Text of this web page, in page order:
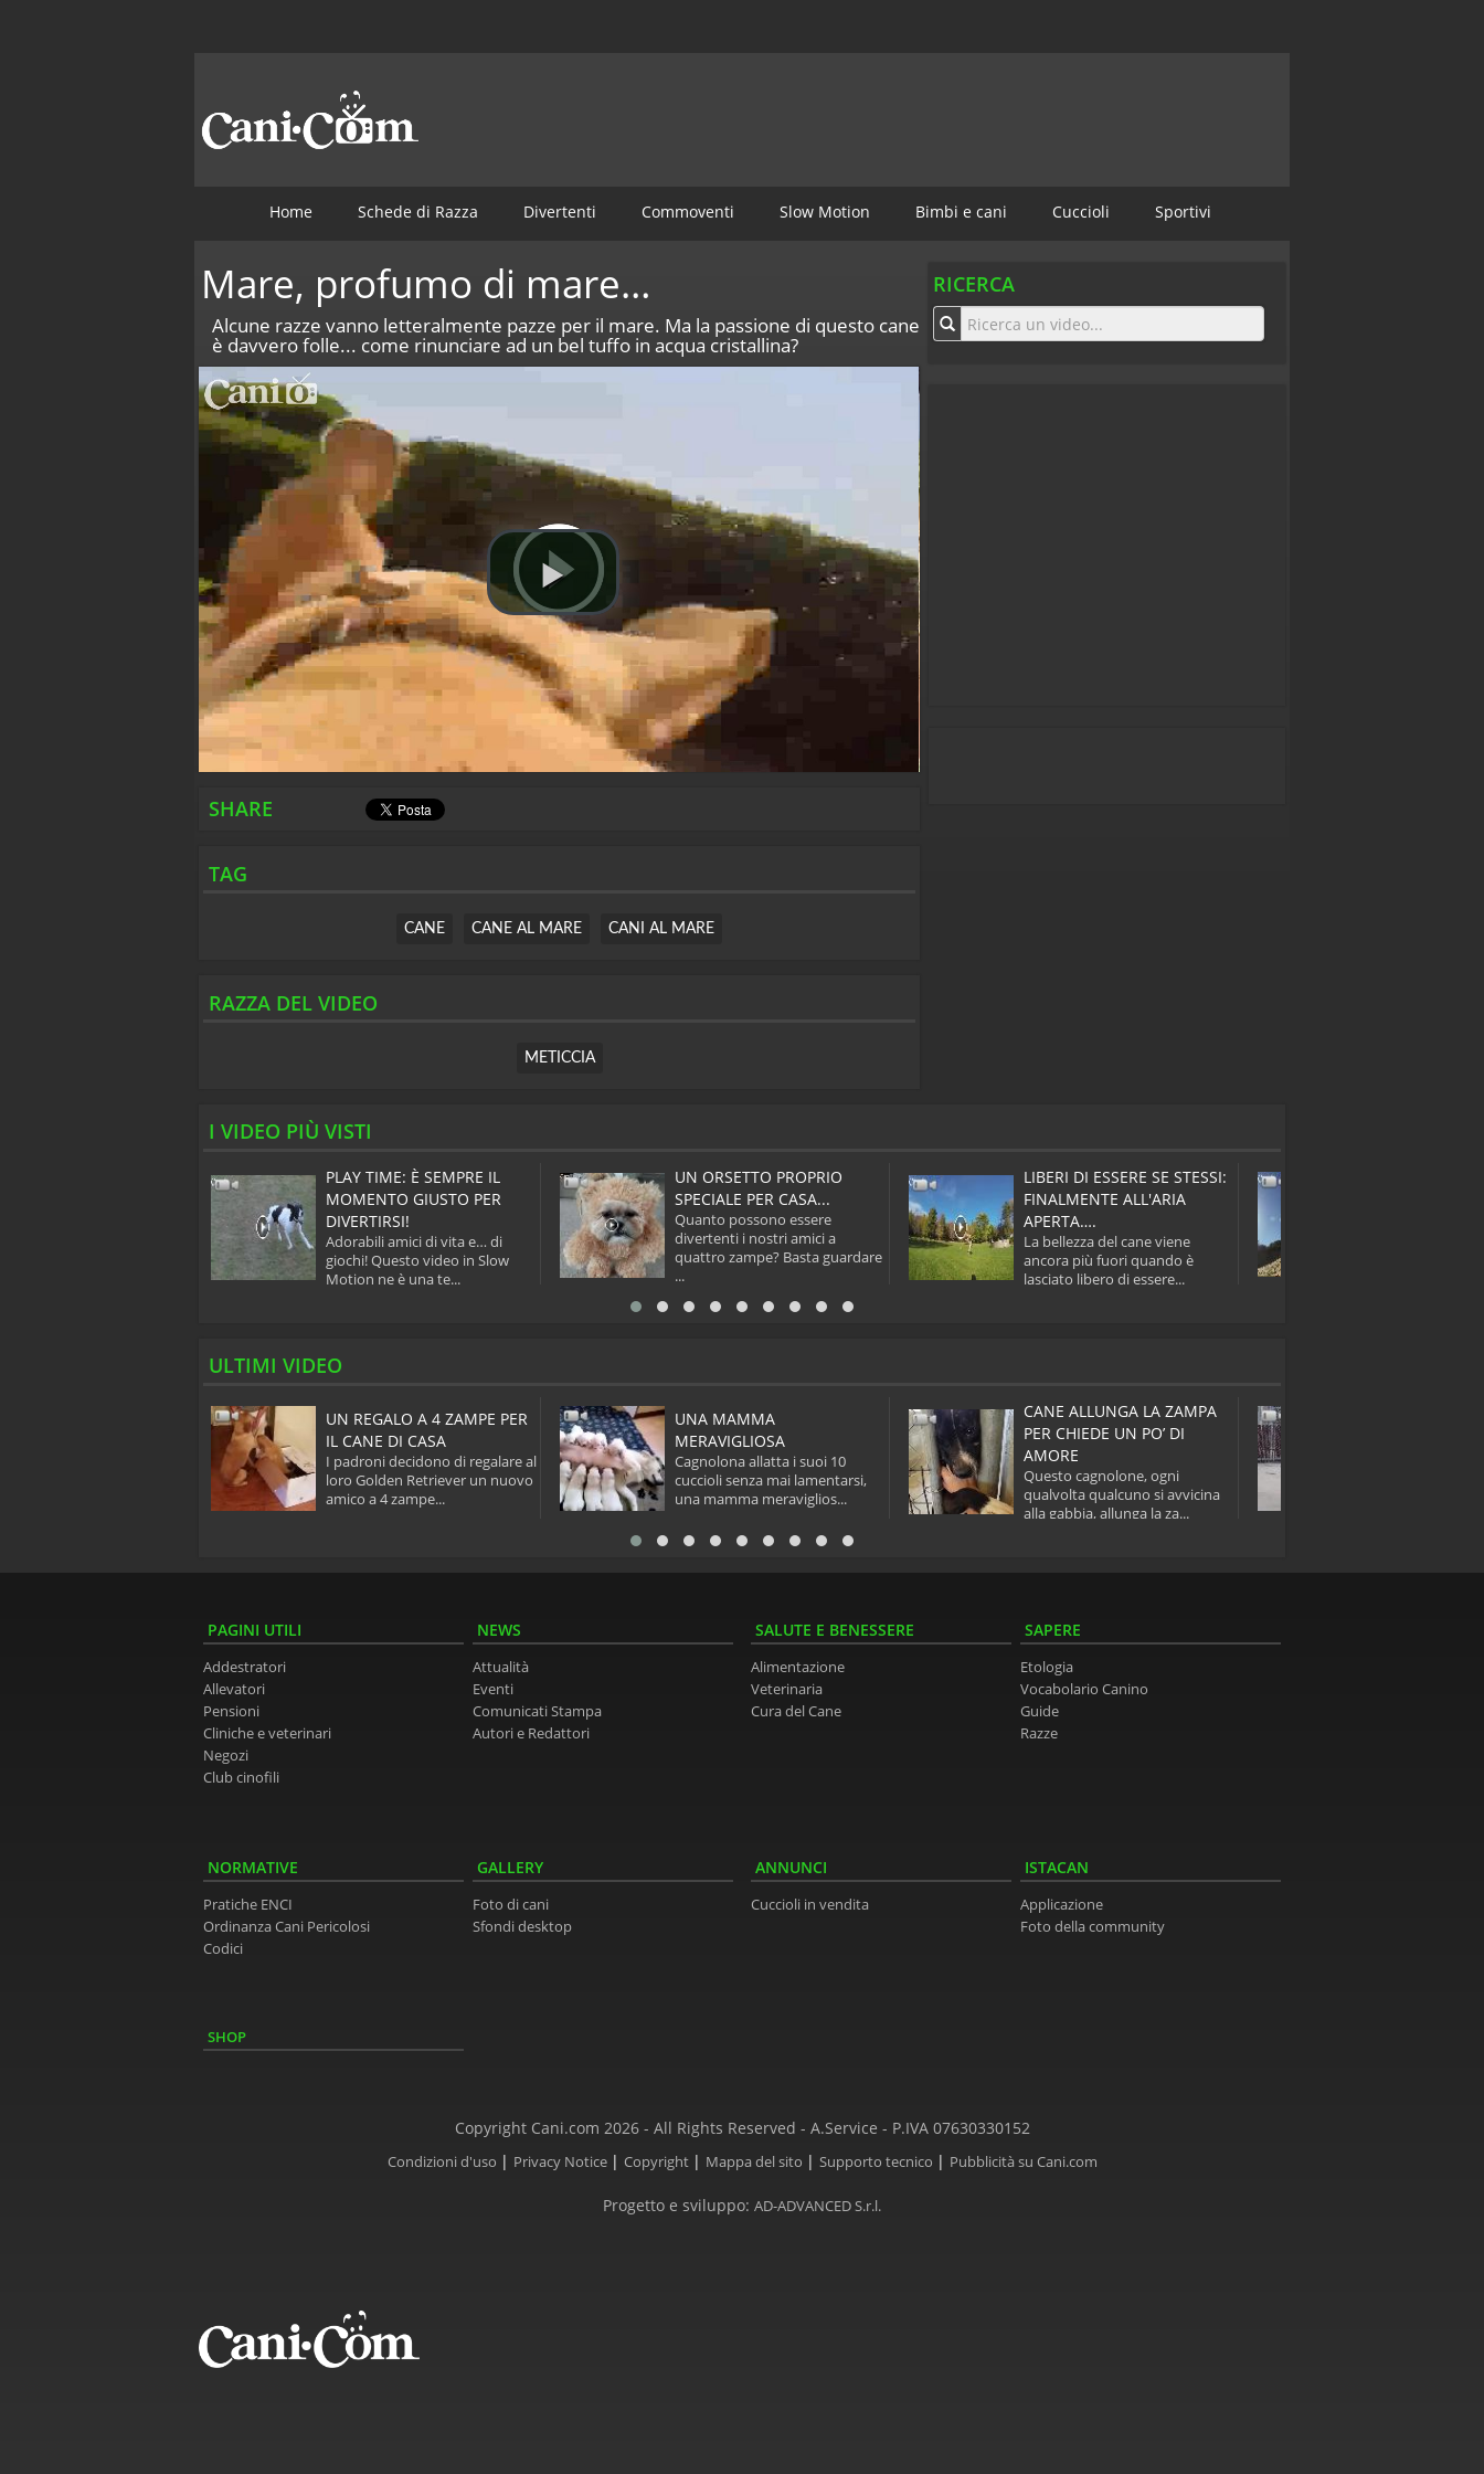
Home Schede di Razza Divertenti Commoventi Slow Motion Bimbi e cani Cuccioli Sportivi
Mare, profumo di mare…
Alcune razze vanno letteralmente pazze per il mare. Ma la passione di questo cane
è davvero folle... come rinunciare ad un bel tuffo in acqua cristallina?
SHARE
TAG
CANE CANE AL MARE CANI AL MARE
RAZZA DEL VIDEO
METICCIA
RICERCA
I VIDEO PIÙ VISTI
PLAY TIME: È SEMPRE IL
MOMENTO GIUSTO PER
DIVERTIRSI!
Adorabili amici di vita e… di
giochi! Questo video in Slow
Motion ne è una te...
UN ORSETTO PROPRIO
SPECIALE PER CASA...
Quanto possono essere
divertenti i nostri amici a
quattro zampe? Basta guardare
...
LIBERI DI ESSERE SE STESSI:
FINALMENTE ALL'ARIA
APERTA….
La bellezza del cane viene
ancora più fuori quando è
lasciato libero di essere...
ULTIMI VIDEO
UN REGALO A 4 ZAMPE PER
IL CANE DI CASA
I padroni decidono di regalare al
loro Golden Retriever un nuovo
amico a 4 zampe...
UNA MAMMA
MERAVIGLIOSA
Cagnolona allatta i suoi 10
cuccioli senza mai lamentarsi,
una mamma meraviglios...
CANE ALLUNGA LA ZAMPA
PER CHIEDE UN PO’ DI
AMORE
Questo cagnolone, ogni
qualvolta qualcuno si avvicina
alla gabbia, allunga la za...
PAGINI UTILI
Addestratori
Allevatori
Pensioni
Cliniche e veterinari
Negozi
Club cinofili
NEWS
Attualità
Eventi
Comunicati Stampa
Autori e Redattori
SALUTE E BENESSERE
Alimentazione
Veterinaria
Cura del Cane
SAPERE
Etologia
Vocabolario Canino
Guide
Razze
NORMATIVE
Pratiche ENCI
Ordinanza Cani Pericolosi
Codici
GALLERY
Foto di cani
Sfondi desktop
ANNUNCI
Cuccioli in vendita
ISTACAN
Applicazione
Foto della community
SHOP
Copyright Cani.com 2026 - All Rights Reserved - A.Service - P.IVA 07630330152
Condizioni d'uso | Privacy Notice | Copyright | Mappa del sito | Supporto tecnico | Pubblicità su Cani.com
Progetto e sviluppo: AD-ADVANCED S.r.l.